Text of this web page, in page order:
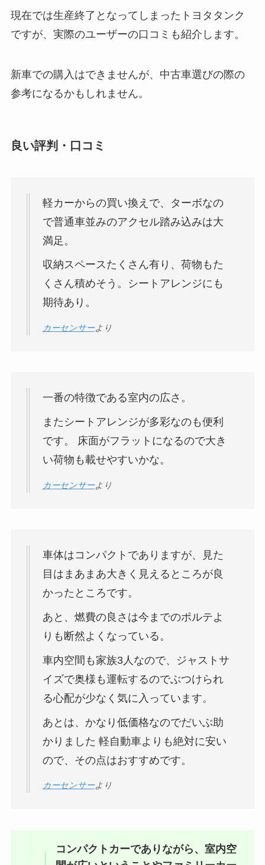
現在では生産終了となってしまったトヨタタンク
ですが、実際のユーザーの口コミも紹介します。
新車での購入はできませんが、中古車選びの際の
参考になるかもしれません。
良い評判・口コミ
軽カーからの買い換えで、ターボなの
で普通車並みのアクセル踏み込みは大
満足。
収納スペースたくさん有り、荷物もた
くさん積めそう。シートアレンジにも
期待あり。
カーセンサーより
一番の特徴である室内の広さ。
またシートアレンジが多彩なのも便利
です。 床面がフラットになるので大き
い荷物も載せやすいかな。
カーセンサーより
車体はコンパクトでありますが、見た
目はまあまあ大きく見えるところが良
かったところです。
あと、燃費の良さは今までのポルテよ
りも断然よくなっている。
車内空間も家族3人なので、ジャストサ
イズで奥様も運転するのでぶつけられ
る心配が少なく気に入っています。
あとは、かなり低価格なのでだいぶ助
かりました 軽自動車よりも絶対に安い
ので、その点はおすすめです。
カーセンサーより
コンパクトカーでありながら、室内空